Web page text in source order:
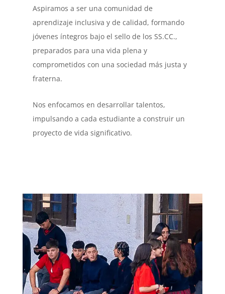
Aspiramos a ser una comunidad de
aprendizaje inclusiva y de calidad, formando
jóvenes íntegros bajo el sello de los SS.CC.,
preparados para una vida plena y
comprometidos con una sociedad más justa y
fraterna.
Nos enfocamos en desarrollar talentos,
impulsando a cada estudiante a construir un
proyecto de vida significativo.